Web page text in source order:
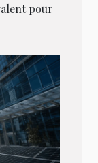
pour